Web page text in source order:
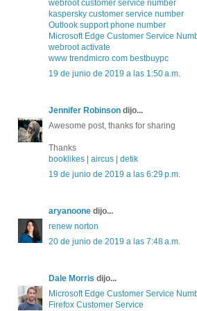
webroot customer service number
kaspersky customer service number
Outlook support phone number
Microsoft Edge Customer Service
webroot activate
www trendmicro com bestbuypc
19 de junio de 2019 a las 1:50 a.m.
Jennifer Robinson dijo...
Awesome post, thanks for sharing
Thanks
booklikes
aircus
detik
19 de junio de 2019 a las 6:29 p.m.
aryanoone dijo...
renew norton
20 de junio de 2019 a las 7:48 a.m.
Dale Morris dijo...
Microsoft Edge Customer Service
Firefox Customer Service